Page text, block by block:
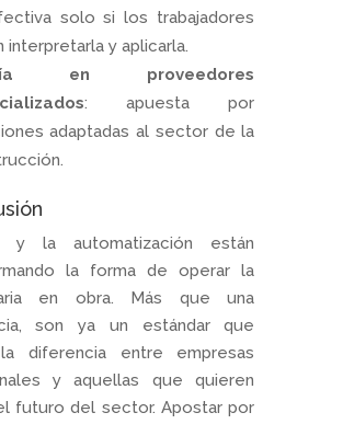
solo si los trabajadores
interpretarla y aplicarla.
en proveedores
: apuesta por
adaptadas al sector de la
y la automatización están
la forma de operar la
en obra. Más que una
son ya un estándar que
diferencia entre empresas
y aquellas que quieren
futuro del sector. Apostar por